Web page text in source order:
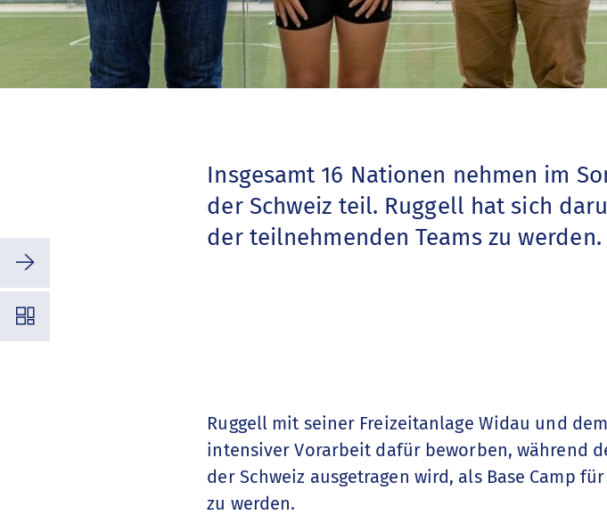
Insgesamt 16 Nationen nehmen im
der Schweiz teil. Ruggell hat sich
der teilnehmenden Teams zu werden.
Ruggell mit seiner Freizeitanlage Widau und
intensiver Vorarbeit dafür beworben, während
der Schweiz ausgetragen wird, als Base Camp
zu werden.
⭢
◳